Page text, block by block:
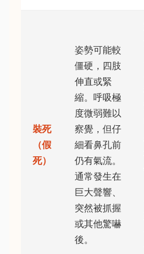
裝死
（假
死）
姿勢可能較
僵硬，四肢
伸直或緊
縮。呼吸極
度微弱難以
察覺，但仔
細看鼻孔前
仍有氣流。
通常發生在
巨大聲響、
突然被抓握
或其他驚嚇
後。